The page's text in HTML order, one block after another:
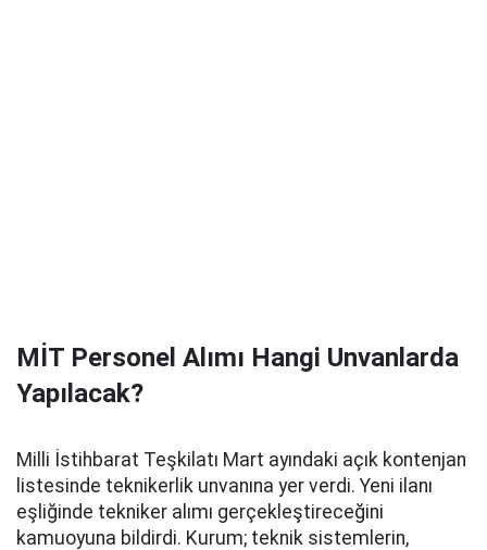
MİT Personel Alımı Hangi Unvanlarda
Yapılacak?
Milli İstihbarat Teşkilatı Mart ayındaki açık kontenjan
listesinde teknikerlik unvanına yer verdi. Yeni ilanı
eşliğinde tekniker alımı gerçekleştireceğini
kamuoyuna bildirdi. Kurum; teknik sistemlerin,